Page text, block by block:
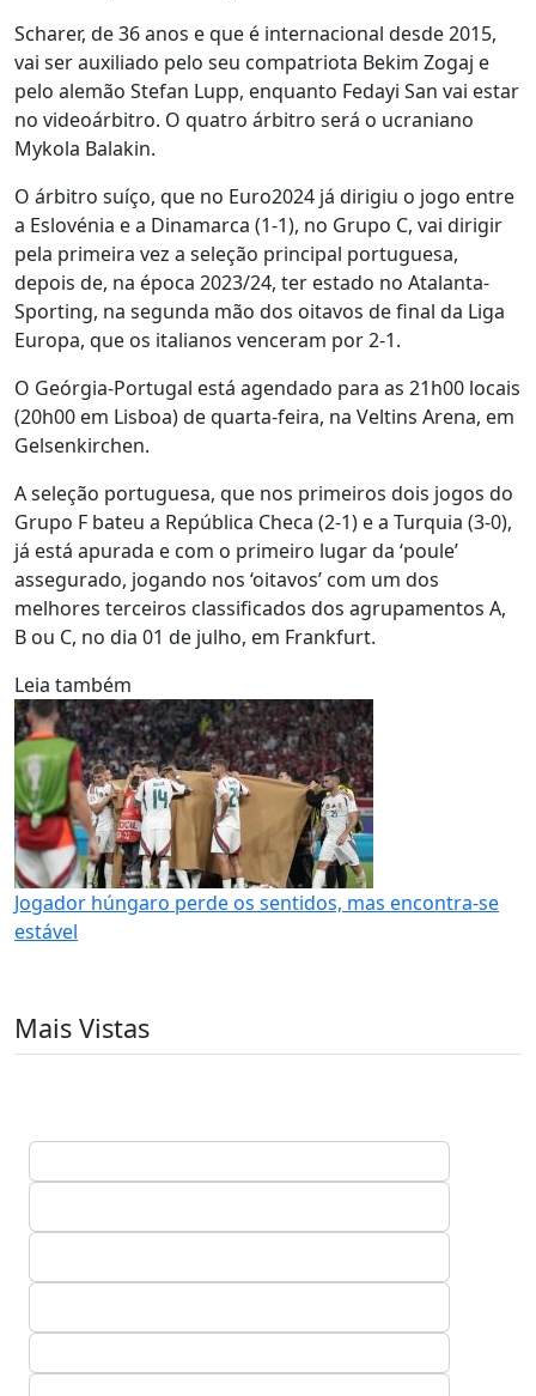
Scharer, de 36 anos e que é internacional desde 2015,
vai ser auxiliado pelo seu compatriota Bekim Zogaj e
pelo alemão Stefan Lupp, enquanto Fedayi San vai estar
no videoárbitro. O quatro árbitro será o ucraniano
Mykola Balakin.
O árbitro suíço, que no Euro2024 já dirigiu o jogo entre
a Eslovénia e a Dinamarca (1-1), no Grupo C, vai dirigir
pela primeira vez a seleção principal portuguesa,
depois de, na época 2023/24, ter estado no Atalanta-
Sporting, na segunda mão dos oitavos de final da Liga
Europa, que os italianos venceram por 2-1.
O Geórgia-Portugal está agendado para as 21h00 locais
(20h00 em Lisboa) de quarta-feira, na Veltins Arena, em
Gelsenkirchen.
A seleção portuguesa, que nos primeiros dois jogos do
Grupo F bateu a República Checa (2-1) e a Turquia (3-0),
já está apurada e com o primeiro lugar da ‘poule’
assegurado, jogando nos ‘oitavos’ com um dos
melhores terceiros classificados dos agrupamentos A,
B ou C, no dia 01 de julho, em Frankfurt.
Leia também
Jogador húngaro perde os sentidos, mas encontra-se
estável
Mais Vistas